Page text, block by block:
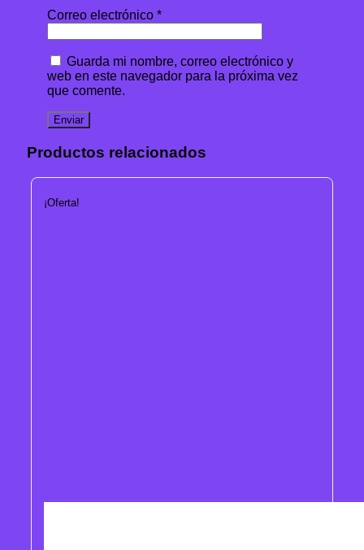
Correo electrónico *
Guarda mi nombre, correo electrónico y
web en este navegador para la próxima vez
que comente.
Productos relacionados
¡Oferta!